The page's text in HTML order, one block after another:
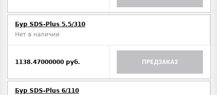
Бур SDS-Plus 5.5/310
Нет в наличии
1138.47000000 руб. ПРЕДЗАКАЗ
Бур SDS-Plus 6/110